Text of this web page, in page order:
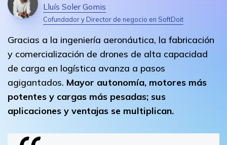
Lluís Soler Gomis
Cofundador y Director de negocio en SoftDoit
Gracias a la ingeniería aeronáutica, la fabricación
y comercialización de drones de alta capacidad
de carga en logística avanza a pasos
agigantados. Mayor autonomía, motores más
potentes y cargas más pesadas; sus
aplicaciones y ventajas se multiplican.